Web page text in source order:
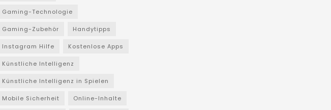
Gaming-Technologie
Gaming-Zubehör Handytipps
Instagram Hilfe Kostenlose Apps
Künstliche Intelligenz
Künstliche Intelligenz in Spielen
Mobile Sicherheit Online-Inhalte